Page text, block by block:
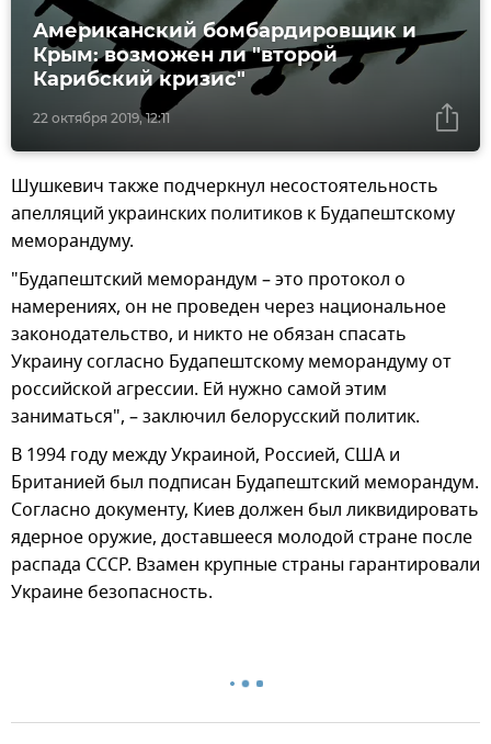
22 октября 2019, 12:11
Американский бомбардировщик и
Крым: возможен ли "второй
Карибский кризис"
Шушкевич также подчеркнул несостоятельность
апелляций украинских политиков к Будапештскому
меморандуму.
"Будапештский меморандум – это протокол о
намерениях, он не проведен через национальное
законодательство, и никто не обязан спасать
Украину согласно Будапештскому меморандуму от
российской агрессии. Ей нужно самой этим
заниматься", – заключил белорусский политик.
В 1994 году между Украиной, Россией, США и
Британией был подписан Будапештский меморандум.
Согласно документу, Киев должен был ликвидировать
ядерное оружие, доставшееся молодой стране после
распада СССР. Взамен крупные страны гарантировали
Украине безопасность.